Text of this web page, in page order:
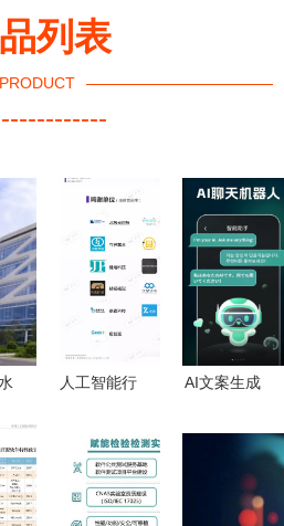
列表
PRODUCT
人工智能行
报告 击穿
行业，展露
价值
AI文案生成
载指南 轻
松获取高效
创作工具